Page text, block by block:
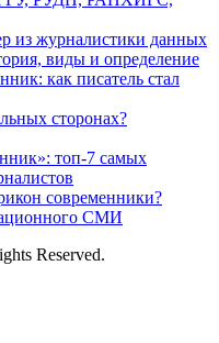
из журналистики данных
виды и определение
как писатель стал
сторонах?
топ-7 самых
современники?
СМИ
Reserved.